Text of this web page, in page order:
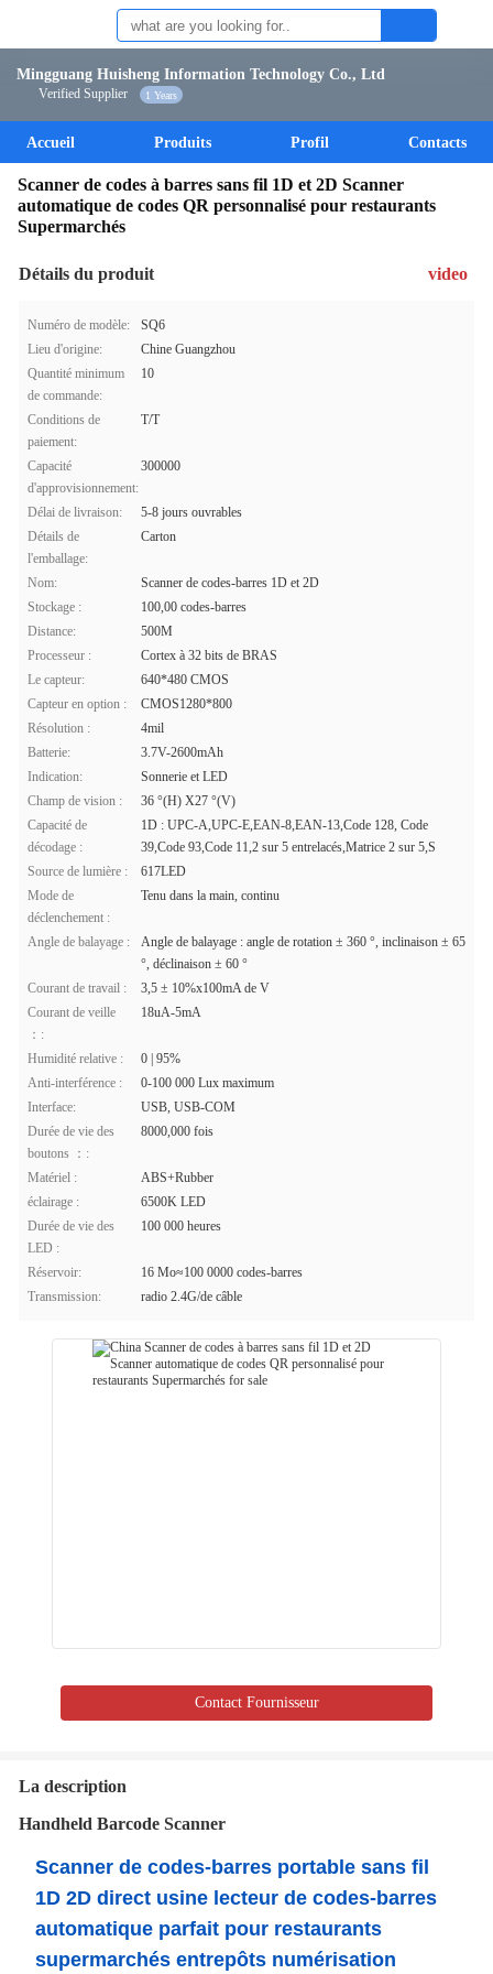
Mingguang Huisheng Information Technology Co., Ltd
Verified Supplier 1 Years
Accueil Produits Profil Contacts
Scanner de codes à barres sans fil 1D et 2D Scanner
automatique de codes QR personnalisé pour restaurants
Supermarchés
Détails du produit video
Numéro de modèle:
SQ6
Lieu d'origine:
Chine Guangzhou
Quantité minimum
de commande:
10
Conditions de
paiement:
T/T
Capacité
d'approvisionnement:
300000
Délai de livraison:
5-8 jours ouvrables
Détails de
l'emballage:
Carton
Nom:
Scanner de codes-barres 1D et 2D
Stockage :
100,00 codes-barres
Distance:
500M
Processeur :
Cortex à 32 bits de BRAS
Le capteur:
640*480 CMOS
Capteur en option :
CMOS1280*800
Résolution :
4mil
Batterie:
3.7V-2600mAh
Indication:
Sonnerie et LED
Champ de vision :
36 °(H) X27 °(V)
Capacité de
décodage :
1D : UPC-A,UPC-E,EAN-8,EAN-13,Code 128, Code
39,Code 93,Code 11,2 sur 5 entrelacés,Matrice 2 sur 5,S
Source de lumière :
617LED
Mode de
déclenchement :
Tenu dans la main, continu
Angle de balayage :
Angle de balayage : angle de rotation ± 360 °, inclinaison ± 65
°, déclinaison ± 60 °
Courant de travail :
3,5 ± 10%x100mA de V
Courant de veille
：:
18uA-5mA
Humidité relative :
0 | 95%
Anti-interférence :
0-100 000 Lux maximum
Interface:
USB, USB-COM
Durée de vie des
boutons ：:
8000,000 fois
Matériel :
ABS+Rubber
éclairage :
6500K LED
Durée de vie des
LED :
100 000 heures
Réservoir:
16 Mo≈100 0000 codes-barres
Transmission:
radio 2.4G/de câble
Contact Fournisseur
La description
Handheld Barcode Scanner
Scanner de codes-barres portable sans fil
1D 2D direct usine lecteur de codes-barres
automatique parfait pour restaurants
supermarchés entrepôts numérisation